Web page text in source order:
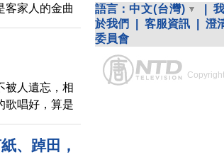
客家人的金曲
樂大賽主題曲
被人遺忘，相
歌唱好，算是
文教基金會於
、踔田，
語言： 中文(台灣)
於我們
客服資訊 澄
委員會